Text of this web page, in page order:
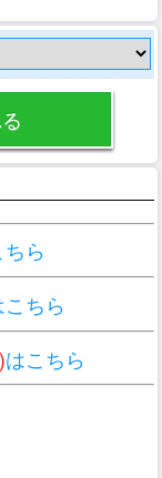
ら
こちら
はこちら